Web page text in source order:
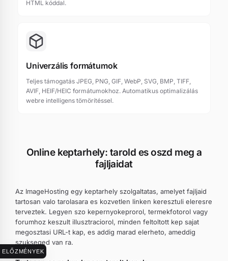
ELŐZMÉNYEK
HTML kóddal.
Univerzális formátumok
Teljes támogatás JPEG, PNG, GIF, WebP, SVG, BMP, TIFF,
AVIF, HEIF/HEIC formátumokhoz. Automatikus optimalizálás
webre intelligens tömörítéssel.
Online keptarhely: tarold es oszd meg a
fajljaidat
Az ImageHosting egy keptarhely szolgaltatas, amelyet fajljaid
tartosan valo tarolasara es kozvetlen linken keresztuli eleresre
terveztek. Legyen szo kepernyokeprorol, termekfotorol vagy
forumhoz keszult illusztraciorol, minden feltoltott kep sajat
megosztasi URL-t kap, es addig marad elerheto, ameddig
szukseged van ra.